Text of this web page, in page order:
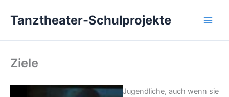
InhaltTanztheater-Schulprojekte
Ziele
Jugendliche, auch wenn sie